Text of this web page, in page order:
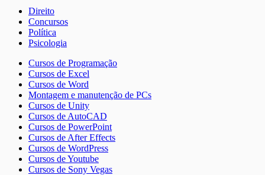
Direito
Concursos
Política
Psicologia
Cursos de Programação
Cursos de Excel
Cursos de Word
Montagem e manutenção de PCs
Cursos de Unity
Cursos de AutoCAD
Cursos de PowerPoint
Cursos de After Effects
Cursos de WordPress
Cursos de Youtube
Cursos de Sony Vegas